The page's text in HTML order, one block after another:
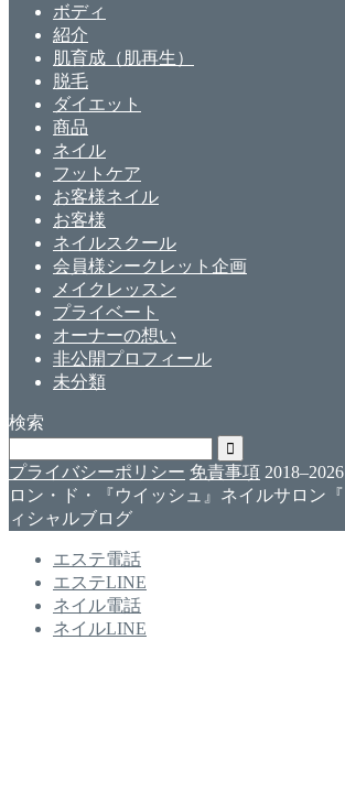
ボディ
紹介
肌育成（肌再生）
脱毛
ダイエット
商品
ネイル
フットケア
お客様ネイル
お客様
ネイルスクール
会員様シークレット企画
メイクレッスン
プライベート
オーナーの想い
非公開プロフィール
未分類
検索
プライバシーポリシー 免責事項
ロン・ド・『ウイッシュ』ネイルサロン
ィシャルブログ
エステ電話
エステLINE
ネイル電話
ネイルLINE